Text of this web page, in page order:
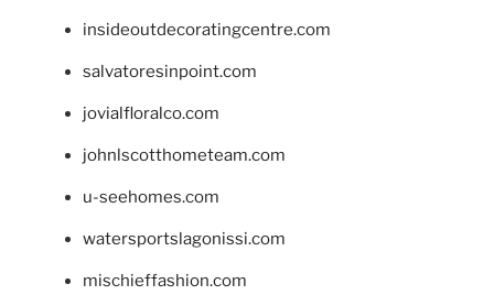
insideoutdecoratingcentre.com
salvatoresinpoint.com
jovialfloralco.com
johnlscotthometeam.com
u-seehomes.com
watersportslagonissi.com
mischieffashion.com